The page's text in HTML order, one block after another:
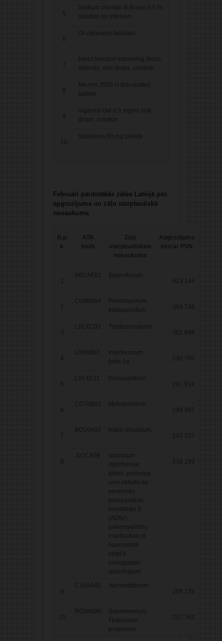
5
Sodium chloride B.Braun 0,9 %
solution for infusion
6
Ol-citramons tabletes
7
Heart function improving drops
Valentis, oral drops, solution
8
Mezym 3500 U film-coated
tablets
9
Vigantol Oel 0,5 mg/ml oral
drops, solution
10
Validolum 60 mg tablets
Februārī pārdotākās zāles Latvijā pēc
apgrozījuma un zāļu starptautiskā
nosaukuma
N.p.
k.
ATĶ
kods
Zāļu
starptautiskais
nosaukums
Apgrozījums
eiro ar PVN
1
M01AE01
Ibuprofenum
423 144
C09BA04
Perindoprilum,
Indapamidum
364 736
3
L01XC03
Trastuzumabum
361 998
4
L03AB07
Interferonum
beta-1a
292 760
5
L01XE11
Pazopanibum
291 914
6
C07AB02
Metoprololum
249 992
7
B05XA03
Natrii chloridum
241 127
8
J07CA09
Vaccinum
diphtheriae,
tetani, pertussis
sine cellulis ex
elementis
praeparatum,
hepatitidis B
(ADNr),
poliomyelitidis
inactivatum et
haemophili
stirpi b
coniugatum
adsorbatum
218 193
9
C10AA05
Atorvastatinum
209 176
10
R03AK06
Salmeterolum,
Fluticasoni
propionas
207 763